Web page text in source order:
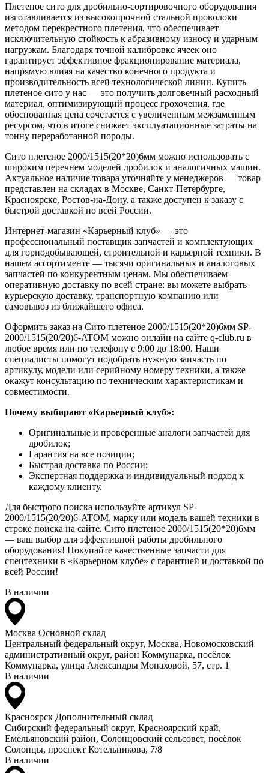
Плетеное сито для дробильно-сортировочного оборудования
изготавливается из высокопрочной стальной проволоки
методом перекрестного плетения, что обеспечивает
исключительную стойкость к абразивному износу и ударным
нагрузкам. Благодаря точной калибровке ячеек оно
гарантирует эффективное фракционирование материала,
напрямую влияя на качество конечного продукта и
производительность всей технологической линии. Купить
плетеное сито у нас — это получить долговечный расходный
материал, оптимизирующий процесс грохочения, где
обоснованная цена сочетается с увеличенным межзаменным
ресурсом, что в итоге снижает эксплуатационные затраты на
тонну переработанной породы.
Сито плетеное 2000/1515(20*20)6мм можно использовать с
широким перечнем моделей дробилок и аналогичных машин.
Актуальное наличие товара уточняйте у менеджеров — товар
представлен на складах в Москве, Санкт-Петербурге,
Красноярске, Ростов-на-Дону, а также доступен к заказу с
быстрой доставкой по всей России.
Интернет-магазин «Карьерный клуб» — это
профессиональный поставщик запчастей и комплектующих
для горнодобывающей, строительной и карьерной техники. В
нашем ассортименте — тысячи оригинальных и аналоговых
запчастей по конкурентным ценам. Мы обеспечиваем
оперативную доставку по всей стране: вы можете выбрать
курьерскую доставку, транспортную компанию или
самовывоз из ближайшего офиса.
Оформить заказ на Сито плетеное 2000/1515(20*20)6мм SP-
2000/1515(20/20)6-ATOM можно онлайн на сайте q-club.ru в
любое время или по телефону с 9:00 до 18:00. Наши
специалисты помогут подобрать нужную запчасть по
артикулу, модели или серийному номеру техники, а также
окажут консультацию по техническим характеристикам и
совместимости.
Почему выбирают «Карьерный клуб»:
Оригинальные и проверенные аналоги запчастей для
дробилок;
Гарантия на все позиции;
Быстрая доставка по России;
Экспертная поддержка и индивидуальный подход к
каждому клиенту.
Для быстрого поиска используйте артикул SP-
2000/1515(20/20)6-ATOM, марку или модель вашей техники в
строке поиска на сайте. Сито плетеное 2000/1515(20*20)6мм
— ваш выбор для эффективной работы дробильного
оборудования! Покупайте качественные запчасти для
спецтехники в «Карьерном клубе» с гарантией и доставкой по
всей России!
В наличии
Москва Основной склад
Центральный федеральный округ, Москва, Новомосковский
административный округ, район Коммунарка, посёлок
Коммунарка, улица Александры Монаховой, 57, стр. 1
В наличии
Красноярск Дополнительный склад
Сибирский федеральный округ, Красноярский край,
Емельяновский район, Солонцовский сельсовет, посёлок
Солонцы, проспект Котельникова, 7/8
В наличии